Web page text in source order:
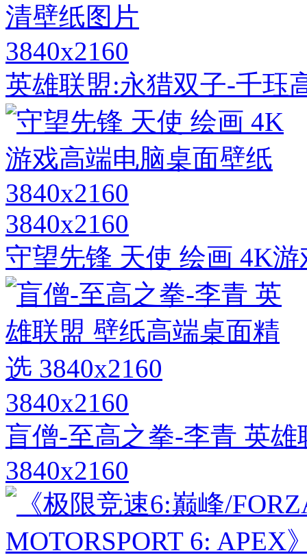
3840x2160
英雄联盟:永猎双子-千珏
3840x2160
守望先锋 天使 绘画 4K
3840x2160
盲僧-至高之拳-李青 英
3840x2160